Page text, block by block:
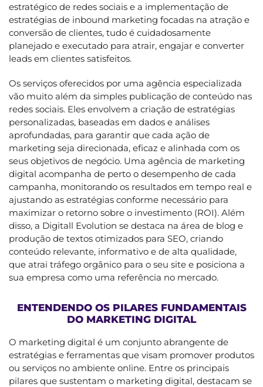
estratégico de redes sociais e a implementação de
estratégias de inbound marketing focadas na atração e
conversão de clientes, tudo é cuidadosamente
planejado e executado para atrair, engajar e converter
leads em clientes satisfeitos.
Os serviços oferecidos por uma agência especializada
vão muito além da simples publicação de conteúdo nas
redes sociais. Eles envolvem a criação de estratégias
personalizadas, baseadas em dados e análises
aprofundadas, para garantir que cada ação de
marketing seja direcionada, eficaz e alinhada com os
seus objetivos de negócio. Uma agência de marketing
digital acompanha de perto o desempenho de cada
campanha, monitorando os resultados em tempo real e
ajustando as estratégias conforme necessário para
maximizar o retorno sobre o investimento (ROI). Além
disso, a Digitall Evolution se destaca na área de blog e
produção de textos otimizados para SEO, criando
conteúdo relevante, informativo e de alta qualidade,
que atrai tráfego orgânico para o seu site e posiciona a
sua empresa como uma referência no mercado.
ENTENDENDO OS PILARES FUNDAMENTAIS
DO MARKETING DIGITAL
O marketing digital é um conjunto abrangente de
estratégias e ferramentas que visam promover produtos
ou serviços no ambiente online. Entre os principais
pilares que sustentam o marketing digital, destacam se